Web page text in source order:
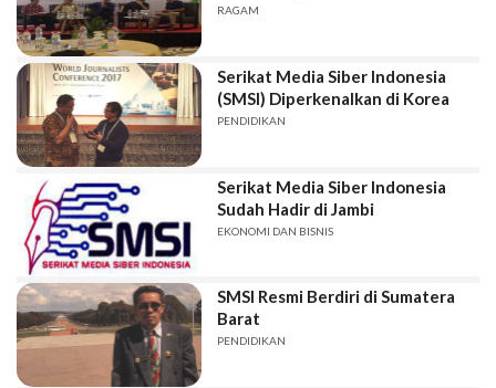
RAGAM
Serikat Media Siber Indonesia
(SMSI) Diperkenalkan di Korea
PENDIDIKAN
Serikat Media Siber Indonesia
Sudah Hadir di Jambi
EKONOMI DAN BISNIS
SMSI Resmi Berdiri di Sumatera
Barat
PENDIDIKAN